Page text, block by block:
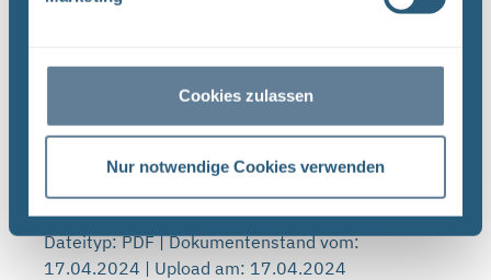
Cookies zulassen
Nur notwendige Cookies verwenden
FORSCHUNG UND ENTWICKLUNG F&E-Strategie
Leserinnen, liebe Leser, mit der vorliegenden F&E-
Strategie erhalten Sie einen Einblick in das
Dateityp: PDF | Dokumentenstand vom:
17.04.2024 | Upload am: 17.04.2024